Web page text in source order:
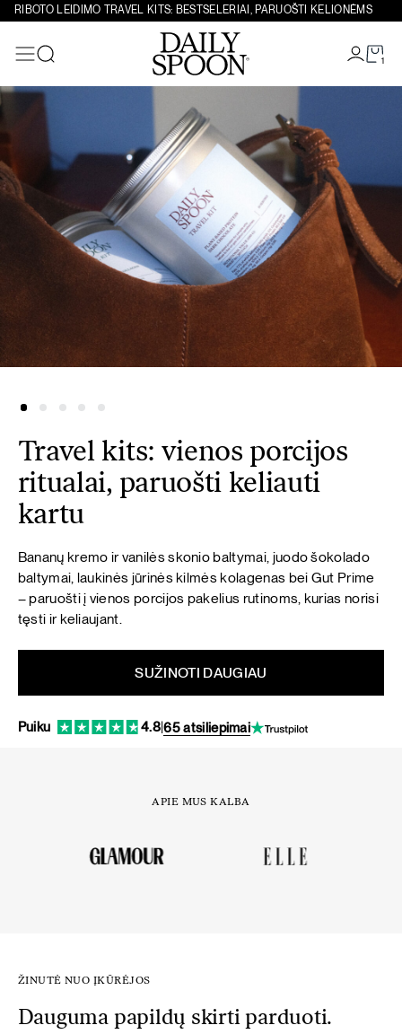
Eiti prie turinio
RIBOTO LEIDIMO TRAVEL KITS: BESTSELERIAI, PARUOŠTI KELIONĖMS
1
Paieška
Travel kits: vienos porcijos
ritualai, paruošti keliauti
kartu
Bananų kremo ir vanilės skonio baltymai, juodo šokolado
baltymai, laukinės jūrinės kilmės kolagenas bei Gut Prime
– paruošti į vienos porcijos pakelius rutinoms, kurias norisi
tęsti ir keliaujant.
SUŽINOTI DAUGIAU
Puiku 4.8|65 atsiliepimai
APIE MUS KALBA
ŽINUTĖ NUO ĮKŪRĖJOS
Dauguma papildų skirti parduoti.